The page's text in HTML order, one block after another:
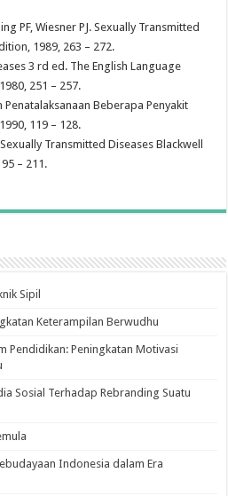
PF, Wiesner PJ. Sexually Transmitted
1989, 263 – 272.
3 rd ed. The English Language
251 – 257.
Beberapa Penyakit
119 – 128.
Transmitted Diseases Blackwell
– 211.
Sipil
Keterampilan Berwudhu
Pendidikan: Peningkatan Motivasi
Sosial Terhadap Rebranding Suatu
Indonesia dalam Era